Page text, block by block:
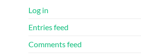
Log in
Entries feed
Comments feed